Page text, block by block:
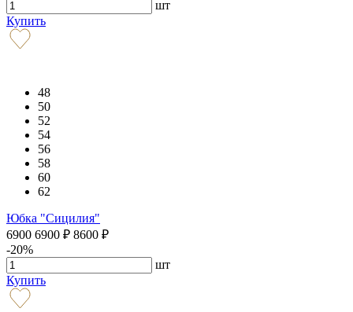
шт
Купить
48
50
52
54
56
58
60
62
Юбка "Сицилия"
6900 6900 ₽ 8600 ₽
-20%
шт
Купить